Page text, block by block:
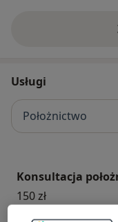
Usługi
Położnictwo
Konsultacja
150 zł